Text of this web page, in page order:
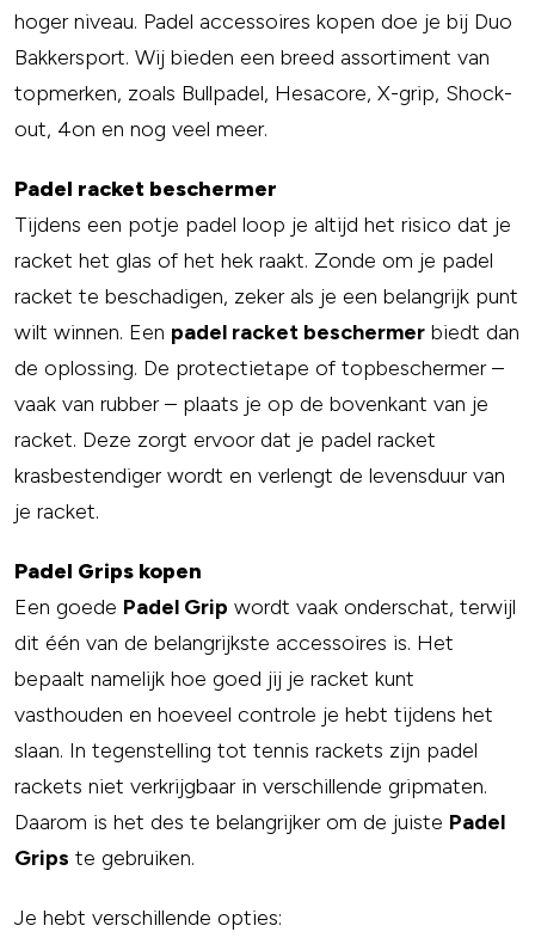
hoger niveau. Padel accessoires kopen doe je bij Duo
Bakkersport. Wij bieden een breed assortiment van
topmerken, zoals Bullpadel, Hesacore, X-grip, Shock-
out, 4on en nog veel meer.
Padel racket beschermer
Tijdens een potje padel loop je altijd het risico dat je
racket het glas of het hek raakt. Zonde om je padel
racket te beschadigen, zeker als je een belangrijk punt
wilt winnen. Een padel racket beschermer biedt dan
de oplossing. De protectietape of topbeschermer –
vaak van rubber – plaats je op de bovenkant van je
racket. Deze zorgt ervoor dat je padel racket
krasbestendiger wordt en verlengt de levensduur van
je racket.
Padel Grips kopen
Een goede Padel Grip wordt vaak onderschat, terwijl
dit één van de belangrijkste accessoires is. Het
bepaalt namelijk hoe goed jij je racket kunt
vasthouden en hoeveel controle je hebt tijdens het
slaan. In tegenstelling tot tennis rackets zijn padel
rackets niet verkrijgbaar in verschillende gripmaten.
Daarom is het des te belangrijker om de juiste Padel
Grips te gebruiken.
Je hebt verschillende opties: